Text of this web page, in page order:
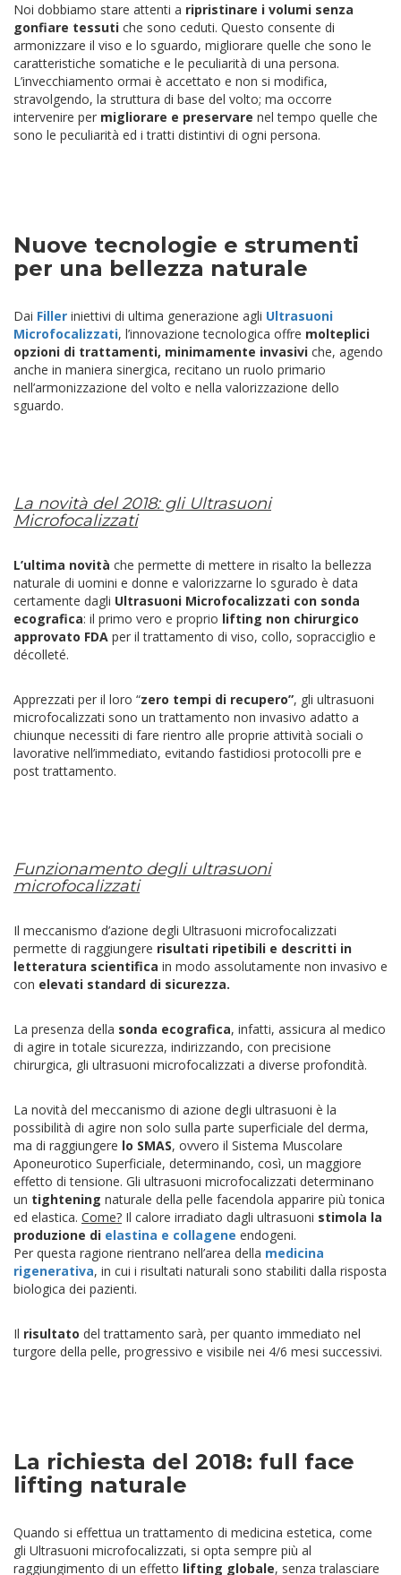
Noi dobbiamo stare attenti a ripristinare i volumi senza
gonfiare tessuti che sono ceduti. Questo consente di
armonizzare il viso e lo sguardo, migliorare quelle che sono le
caratteristiche somatiche e le peculiarità di una persona.
L’invecchiamento ormai è accettato e non si modifica,
stravolgendo, la struttura di base del volto; ma occorre
intervenire per migliorare e preservare nel tempo quelle che
sono le peculiarità ed i tratti distintivi di ogni persona.
Nuove tecnologie e strumenti
per una bellezza naturale
Dai Filler iniettivi di ultima generazione agli Ultrasuoni
Microfocalizzati, l’innovazione tecnologica offre molteplici
opzioni di trattamenti, minimamente invasivi che, agendo
anche in maniera sinergica, recitano un ruolo primario
nell’armonizzazione del volto e nella valorizzazione dello
sguardo.
La novità del 2018: gli Ultrasuoni
Microfocalizzati
L’ultima novità che permette di mettere in risalto la bellezza
naturale di uomini e donne e valorizzarne lo sgurado è data
certamente dagli Ultrasuoni Microfocalizzati con sonda
ecografica: il primo vero e proprio lifting non chirurgico
approvato FDA per il trattamento di viso, collo, sopracciglio e
décolleté.
Apprezzati per il loro “zero tempi di recupero”, gli ultrasuoni
microfocalizzati sono un trattamento non invasivo adatto a
chiunque necessiti di fare rientro alle proprie attività sociali o
lavorative nell’immediato, evitando fastidiosi protocolli pre e
post trattamento.
Funzionamento degli ultrasuoni
microfocalizzati
Il meccanismo d’azione degli Ultrasuoni microfocalizzati
permette di raggiungere risultati ripetibili e descritti in
letteratura scientifica in modo assolutamente non invasivo e
con elevati standard di sicurezza.
La presenza della sonda ecografica, infatti, assicura al medico
di agire in totale sicurezza, indirizzando, con precisione
chirurgica, gli ultrasuoni microfocalizzati a diverse profondità.
La novità del meccanismo di azione degli ultrasuoni è la
possibilità di agire non solo sulla parte superficiale del derma,
ma di raggiungere lo SMAS, ovvero il Sistema Muscolare
Aponeurotico Superficiale, determinando, così, un maggiore
effetto di tensione. Gli ultrasuoni microfocalizzati determinano
un tightening naturale della pelle facendola apparire più tonica
ed elastica. Come? Il calore irradiato dagli ultrasuoni stimola la
produzione di elastina e collagene endogeni.
Per questa ragione rientrano nell’area della medicina
rigenerativa, in cui i risultati naturali sono stabiliti dalla risposta
biologica dei pazienti.
Il risultato del trattamento sarà, per quanto immediato nel
turgore della pelle, progressivo e visibile nei 4/6 mesi successivi.
La richiesta del 2018: full face
lifting naturale
Quando si effettua un trattamento di medicina estetica, come
gli Ultrasuoni microfocalizzati, si opta sempre più al
raggiungimento di un effetto lifting globale, senza tralasciare